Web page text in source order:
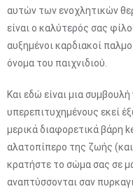
αυτών των ενοχλητικών
είναι ο καλύτερός σας
αυξημένοι καρδιακοί
όνομα του παιχνιδιού.
Και εδώ είναι μια
υπερεπιτυχημένους εκεί
μερικά διαφορετικά βάρη
αλατοπίπερο της ζωής
κρατήστε το σώμα σας σε
αναπτύσσονται σαν